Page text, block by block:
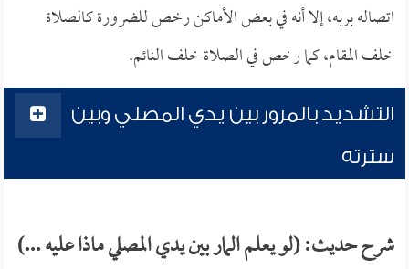
اتصاله بربه، إلا أنه في بعض الأماكن رخص للضرورة كالصلاة
خلف المقام، كما رخص في الصلاة خلف النائم.
التشديد بالمرور بين يدي المصلي وبين
سترته
شرح حديث: (لو يعلم المار بين يدي المصلي ماذا عليه ...)